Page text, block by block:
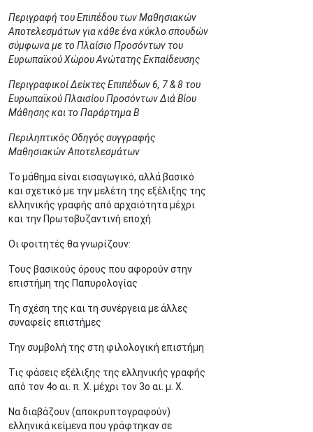
Περιγραφή του Επιπέδου των Μαθησιακών
Αποτελεσμάτων για κάθε ένα κύκλο σπουδών
σύμφωνα με το Πλαίσιο Προσόντων του
Ευρωπαϊκού Χώρου Ανώτατης Εκπαίδευσης
Περιγραφικοί Δείκτες Επιπέδων 6, 7 & 8 του
Ευρωπαϊκού Πλαισίου Προσόντων Διά Βίου
Μάθησης και το Παράρτημα Β
Περιληπτικός Οδηγός συγγραφής
Μαθησιακών Αποτελεσμάτων
Το μάθημα είναι εισαγωγικό, αλλά βασικό
και σχετικό με την μελέτη της εξέλιξης της
ελληνικής γραφής από αρχαιότητα μέχρι
και την Πρωτοβυζαντινή εποχή.
Οι φοιτητές θα γνωρίζουν:
Τους βασικούς όρους που αφορούν στην
επιστήμη της Παπυρολογίας
Τη σχέση της και τη συνέργεια με άλλες
συναφείς επιστήμες
Την συμβολή της στη φιλολογική επιστήμη
Τις φάσεις εξέλιξης της ελληνικής γραφής
από τον 4ο αι. π. Χ. μέχρι τον 3ο αι. μ. Χ.
Να διαβάζουν (αποκρυπτογραφούν)
ελληνικά κείμενα που γράφτηκαν σε